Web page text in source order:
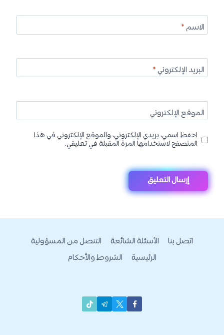
الاسم*
البريد الإلكتروني*
الموقع الإلكتروني
احفظ اسمي، بريدي الإلكتروني، والموقع الإلكتروني في هذا
المتصفح لاستخدامها المرة المقبلة في تعليقي.
اتصل بنا الأسئلة الشائعة
التنصل من المسؤولية
الرئيسية
الشروط والأحكام